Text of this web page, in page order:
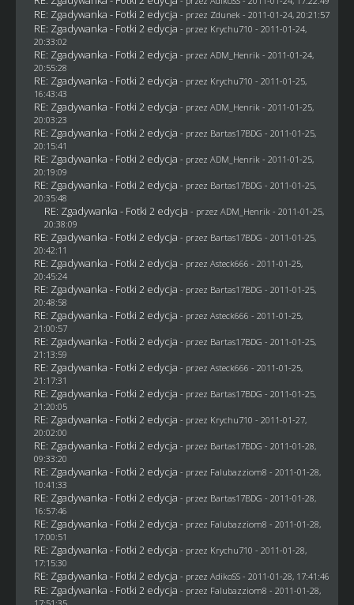
RE: Zgadywanka - Fotki 2 edycja - przez Zdunek - 2011-01-24, 20:21:57
RE: Zgadywanka - Fotki 2 edycja - przez Krychu710 - 2011-01-24,
20:33:02
RE: Zgadywanka - Fotki 2 edycja - przez ADM_Henrik - 2011-01-24,
20:55:28
RE: Zgadywanka - Fotki 2 edycja - przez Krychu710 - 2011-01-25,
16:43:43
RE: Zgadywanka - Fotki 2 edycja - przez ADM_Henrik - 2011-01-25,
20:03:23
RE: Zgadywanka - Fotki 2 edycja - przez Bartas17BDG - 2011-01-25,
20:15:41
RE: Zgadywanka - Fotki 2 edycja - przez ADM_Henrik - 2011-01-25,
20:19:09
RE: Zgadywanka - Fotki 2 edycja - przez Bartas17BDG - 2011-01-25,
20:35:48
RE: Zgadywanka - Fotki 2 edycja - przez ADM_Henrik - 2011-01-25,
20:38:09
RE: Zgadywanka - Fotki 2 edycja - przez Bartas17BDG - 2011-01-25,
20:42:11
RE: Zgadywanka - Fotki 2 edycja - przez Asteck666 - 2011-01-25,
20:45:24
RE: Zgadywanka - Fotki 2 edycja - przez Bartas17BDG - 2011-01-25,
20:48:58
RE: Zgadywanka - Fotki 2 edycja - przez Asteck666 - 2011-01-25,
21:00:57
RE: Zgadywanka - Fotki 2 edycja - przez Bartas17BDG - 2011-01-25,
21:13:59
RE: Zgadywanka - Fotki 2 edycja - przez Asteck666 - 2011-01-25,
21:17:31
RE: Zgadywanka - Fotki 2 edycja - przez Bartas17BDG - 2011-01-25,
21:20:05
RE: Zgadywanka - Fotki 2 edycja - przez Krychu710 - 2011-01-27,
20:02:00
RE: Zgadywanka - Fotki 2 edycja - przez Bartas17BDG - 2011-01-28,
09:33:20
RE: Zgadywanka - Fotki 2 edycja - przez Falubazziom8 - 2011-01-28,
10:41:33
RE: Zgadywanka - Fotki 2 edycja - przez Bartas17BDG - 2011-01-28,
16:57:46
RE: Zgadywanka - Fotki 2 edycja - przez Falubazziom8 - 2011-01-28,
17:00:51
RE: Zgadywanka - Fotki 2 edycja - przez Krychu710 - 2011-01-28,
17:15:30
RE: Zgadywanka - Fotki 2 edycja - przez AdikoSS - 2011-01-28, 17:41:46
RE: Zgadywanka - Fotki 2 edycja - przez Falubazziom8 - 2011-01-28,